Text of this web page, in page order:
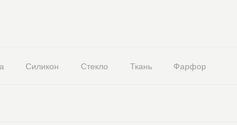
Силикон Стекло Ткань Фарфор